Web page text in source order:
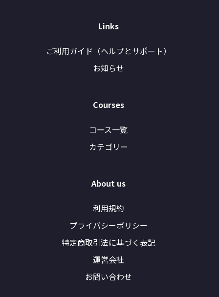
Links
ご利用ガイド（ヘルプとサポート）
お知らせ
Courses
コース一覧
カテゴリー
About us
利用規約
プライバシーポリシー
特定商取引法に基づく表記
運営会社
お問い合わせ